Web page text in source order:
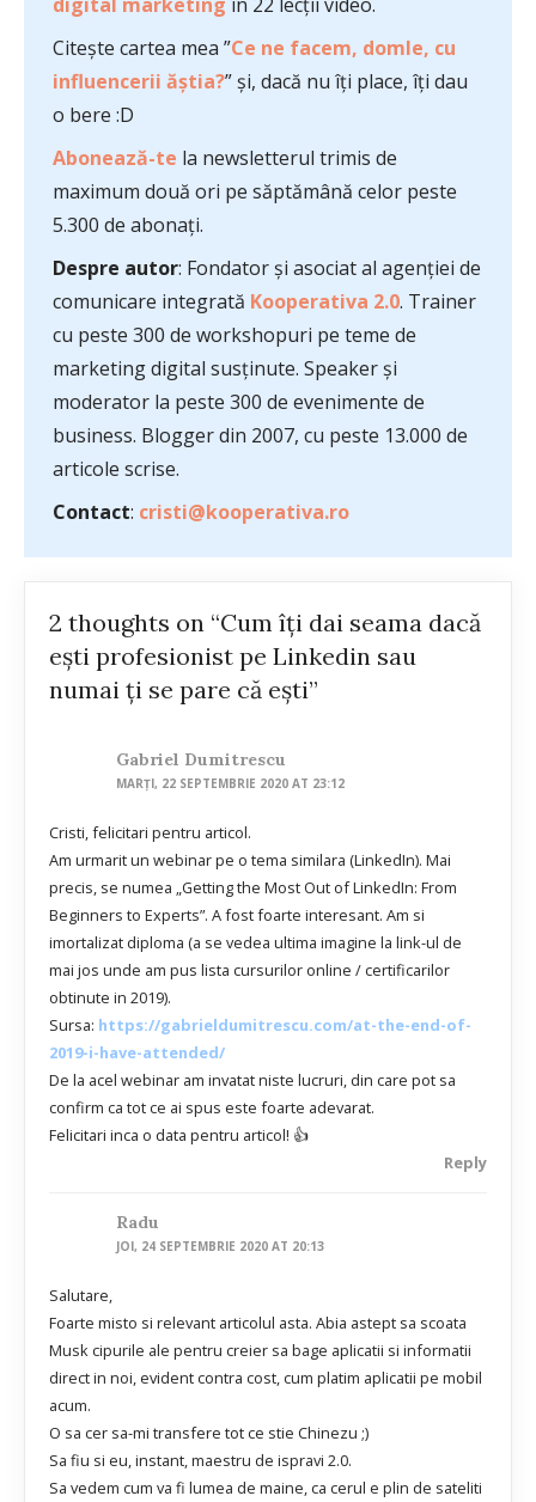
Citește cartea mea ”Ce ne facem, domle, cu
influencerii ăștia?” și, dacă nu îți place, îți dau
o bere :D
Abonează-te la newsletterul trimis de
maximum două ori pe săptămână celor peste
5.300 de abonați.
Despre autor: Fondator și asociat al agenției de
comunicare integrată Kooperativa 2.0. Trainer
cu peste 300 de workshopuri pe teme de
marketing digital susținute. Speaker și
moderator la peste 300 de evenimente de
business. Blogger din 2007, cu peste 13.000 de
articole scrise.
Contact: cristi@kooperativa.ro
2 thoughts on “Cum îți dai seama dacă
ești profesionist pe Linkedin sau
numai ți se pare că ești”
Gabriel Dumitrescu
MARȚI, 22 SEPTEMBRIE 2020 AT 23:12
Cristi, felicitari pentru articol.
Am urmarit un webinar pe o tema similara (LinkedIn). Mai
precis, se numea „Getting the Most Out of LinkedIn: From
Beginners to Experts”. A fost foarte interesant. Am si
imortalizat diploma (a se vedea ultima imagine la link-ul de
mai jos unde am pus lista cursurilor online / certificarilor
obtinute in 2019).
Sursa: https://gabrieldumitrescu.com/at-the-end-of-
2019-i-have-attended/
De la acel webinar am invatat niste lucruri, din care pot sa
confirm ca tot ce ai spus este foarte adevarat.
Felicitari inca o data pentru articol! 👍
Reply
Radu
JOI, 24 SEPTEMBRIE 2020 AT 20:13
Salutare,
Foarte misto si relevant articolul asta. Abia astept sa scoata
Musk cipurile ale pentru creier sa bage aplicatii si informatii
direct in noi, evident contra cost, cum platim aplicatii pe mobil
acum.
O sa cer sa-mi transfere tot ce stie Chinezu ;)
Sa fiu si eu, instant, maestru de ispravi 2.0.
Sa vedem cum va fi lumea de maine, ca cerul e plin de sateliti